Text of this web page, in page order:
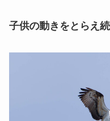
子供の動きをとらえ